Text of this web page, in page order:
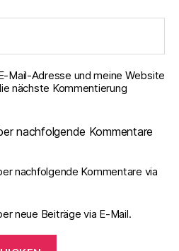
Mail-Adresse und meine Website
nächste Kommentierung
nachfolgende Kommentare
nachfolgende Kommentare via
neue Beiträge via E-Mail.